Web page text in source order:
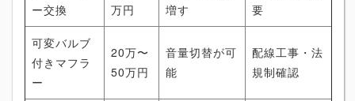
ー交換
万円
増す
要
可変バルブ
付きマフラ
ー
20万〜
50万円
音量切替が可
能
配線工事・法
規制確認